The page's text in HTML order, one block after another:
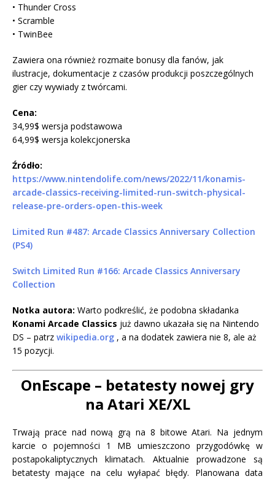
• Thunder Cross
• Scramble
• TwinBee
Zawiera ona również rozmaite bonusy dla fanów, jak
ilustracje, dokumentacje z czasów produkcji poszczególnych
gier czy wywiady z twórcami.
Cena:
34,99$ wersja podstawowa
64,99$ wersja kolekcjonerska
Źródło:
https://www.nintendolife.com/news/2022/11/konamis-
arcade-classics-receiving-limited-run-switch-physical-
release-pre-orders-open-this-week
Limited Run #487: Arcade Classics Anniversary Collection
(PS4)
Switch Limited Run #166: Arcade Classics Anniversary
Collection
Notka autora: Warto podkreślić, że podobna składanka
Konami Arcade Classics już dawno ukazała się na Nintendo
DS – patrz wikipedia.org , a na dodatek zawiera nie 8, ale aż
15 pozycji.
OnEscape – betatesty nowej gry
na Atari XE/XL
Trwają prace nad nową grą na 8 bitowe Atari. Na jednym
karcie o pojemności 1 MB umieszczono przygodówkę w
postapokaliptycznych klimatach. Aktualnie prowadzone są
betatesty mające na celu wyłapać błędy. Planowana data